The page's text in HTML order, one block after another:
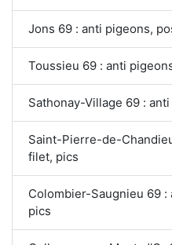
Jons 69 : anti pigeons,
Toussieu 69 : anti
Sathonay-Village 69 :
Saint-Pierre-de-
filet, pics
Colombier-Saugnieu 69
pics